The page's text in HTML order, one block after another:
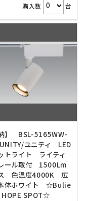
購入数 台
納】 BSL-5165WW-
ユニティ LED
トライト ライティ
ール取付 1500Lm
色温度4000K 広
体ホワイト ☆Bulie
HOPE SPOT☆